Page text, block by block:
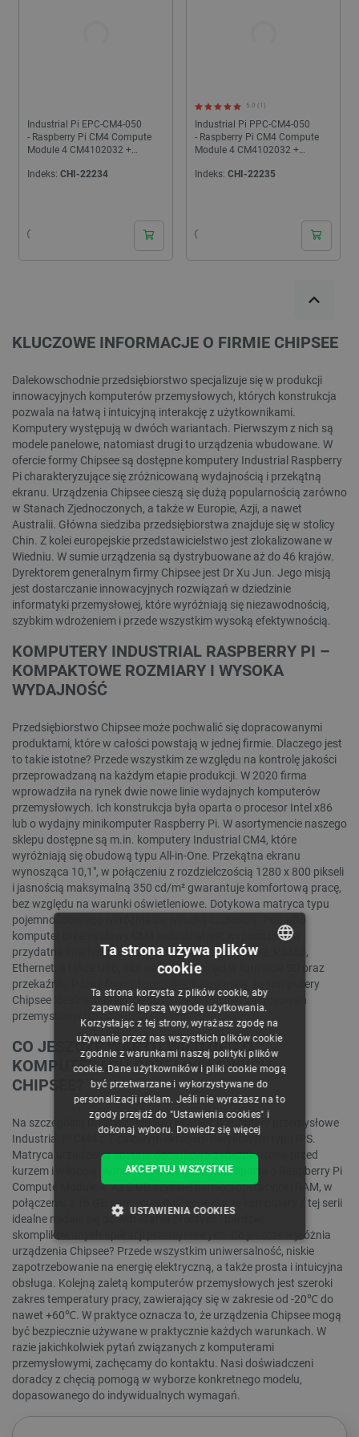
Industrial Pi EPC-CM4-050
- Raspberry Pi CM4 Compute
Module 4 CM4102032 +
Indeks: CHI-22234
Industrial Pi PPC-CM4-050
- Raspberry Pi CM4 Compute
Module 4 CM4102032 +
5.0 (1)
Indeks: CHI-22235
KLUCZOWE INFORMACJE O FIRMIE CHIPSEE
Dalekowschodnie przedsiębiorstwo specjalizuje się w produkcji
innowacyjnych komputerów przemysłowych, których konstrukcja
pozwala na łatwą i intuicyjną interakcję z użytkownikami.
Komputery występują w dwóch wariantach. Pierwszym z nich są
modele panelowe, natomiast drugi to urządzenia wbudowane. W
ofercie formy Chipsee są dostępne komputery Industrial Raspberry
Pi charakteryzujące się zróżnicowaną wydajnością i przekątną
ekranu. Urządzenia Chipsee cieszą się dużą popularnością zarówno
w Stanach Zjednoczonych, a także w Europie, Azji, a nawet
Australii. Główna siedziba przedsiębiorstwa znajduje się w stolicy
Chin. Z kolei europejskie przedstawicielstwo jest zlokalizowane w
Wiedniu. W sumie urządzenia są dystrybuowane aż do 46 krajów.
Dyrektorem generalnym firmy Chipsee jest Dr Xu Jun. Jego misją
jest dostarczanie innowacyjnych rozwiązań w dziedzinie
informatyki przemysłowej, które wyróżniają się niezawodnością,
szybkim wdrożeniem i przede wszystkim wysoką efektywnością.
KOMPUTERY INDUSTRIAL RASPBERRY PI –
KOMPAKTOWE ROZMIARY I WYSOKA
WYDAJNOŚĆ
Przedsiębiorstwo Chipsee może pochwalić się dopracowanymi
produktami, które w całości powstają w jednej firmie. Dlaczego jest
to takie istotne? Przede wszystkim ze względu na kontrolę jakości
przeprowadzaną na każdym etapie produkcji. W 2020 firma
wprowadziła na rynek dwie nowe linie wydajnych komputerów
przemysłowych. Ich konstrukcja była oparta o procesor Intel x86
lub o wydajny minikomputer Raspberry Pi. W asortymencie naszego
sklepu dostępne są m.in. komputery Industrial CM4, które
wyróżniają się obudową typu All-in-One. Przekątna ekranu
wynosząca 10,1", w połączeniu z rozdzielczością 1280 x 800 pikseli
i jasnością maksymalną 350 cd/m² gwarantuje komfortową pracę,
bez względu na warunki oświetleniowe. Dotykowa matryca typu
pojemnościowego wyróżnia się wysoką czułością. Ponadto
komputer przemysłowy CM4 Industrial jest wyposażony w
przydatne interfejsy komunikacyjne, takie jak RS232, RS485,
Ethernet, a także USB, slot na karty pamięci w formacie SD oraz
przekaźnik. Różne formy komunikacji sprawiają, że komputery
Chipsee idealnie nadają się do różnego rodzaju zastosowań
przemysłowych.
CO JESZCZE WARTO WIEDZIEĆ O
KOMPUTERACH PRZEMYSŁOWYCH
CHIPSEE?
Na szczególną uwagę zasługują również komputery przemysłowe
Industrial Pi CM4 z 7-calowym ekranem dotykowym typu IPS.
Matryca urządzenia została dodatkowo zabezpieczona przed
kurzem i wilgocią. Konstrukcja urządzeń jest oparta o Raspberry Pi
Compute Module 4. Aż 2 GB szybkiej pamięci operacyjnej RAM, w
połączeniu z 16 GB pamięci eMMC sprawia, że komputery z tej serii
idealne nadają się do wdrażania prostych i bardziej
skomplikowanych aplikacji przemysłowych. Co jeszcze wyróżnia
urządzenia Chipsee? Przede wszystkim uniwersalność, niskie
zapotrzebowanie na energię elektryczną, a także prosta i intuicyjna
obsługa. Kolejną zaletą komputerów przemysłowych jest szeroki
zakres temperatury pracy, zawierający się w zakresie od -20℃ do
nawet +60℃. W praktyce oznacza to, że urządzenia Chipsee mogą
być bezpiecznie używane w praktycznie każdych warunkach. W
razie jakichkolwiek pytań związanych z komputerami
przemysłowymi, zachęcamy do kontaktu. Nasi doświadczeni
doradcy z chęcią pomogą w wyborze konkretnego modelu,
dopasowanego do indywidualnych wymagań.
CZECH
ENGLISH
GERMAN
Ta strona używa plików
cookie
Ta strona korzysta z plików cookie, aby
zapewnić lepszą wygodę użytkowania.
Korzystając z tej strony, wyrażasz zgodę na
używanie przez nas wszystkich plików cookie
zgodnie z warunkami naszej polityki plików
cookie. Dane użytkowników i pliki cookie mogą
być przetwarzane i wykorzystywane do
personalizacji reklam. Jeśli nie wyrażasz na to
zgody przejdź do "Ustawienia cookies" i
dokonaj wyboru. Dowiedz się więcej
AKCEPTUJ WSZYSTKIE
USTAWIENIA COOKIES
NIEZBĘDNE WYDAJNOŚĆ
TARGETOWANIE
FUNKCJONALNOŚĆ
Niezbędne Wydajność Targetowanie
Funkcjonalność